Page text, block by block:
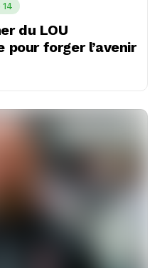
14
du LOU
forger l’avenir